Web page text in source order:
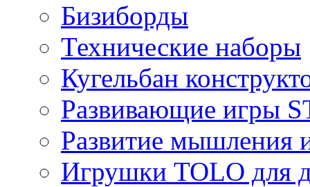
Бизиборды
Технические наборы
Кугельбан
Развивающие игры
Развитие мышления
Игрушки TOLO для